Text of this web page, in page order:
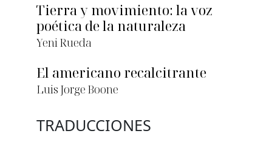
Tierra y movimiento: la voz
poética de la naturaleza
Yeni Rueda
El americano recalcitrante
Luis Jorge Boone
TRADUCCIONES